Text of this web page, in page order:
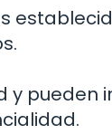
y pueden